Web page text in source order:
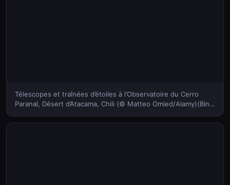
Télescopes et traînées d’étoiles à l’Observatoire du Cerro
Paranal, Désert d’Atacama, Chili (© Matteo Omied/Alamy)(Bing